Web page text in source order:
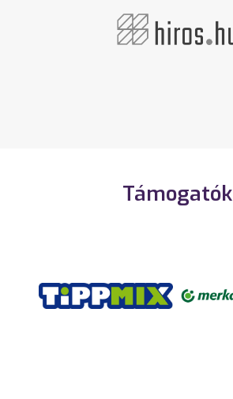
Támogatók